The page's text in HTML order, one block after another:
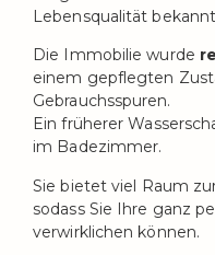
Lebensqualität
Die Immobilie wurde
einem gepflegten
Gebrauchsspuren.
Ein früherer
im Badezimmer.
Sie bietet viel Raum
sodass Sie Ihre ganz
verwirklichen können.